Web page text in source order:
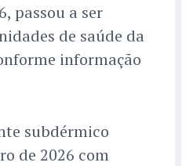
passou a ser
de saúde da
informação
subdérmico
de 2026 com